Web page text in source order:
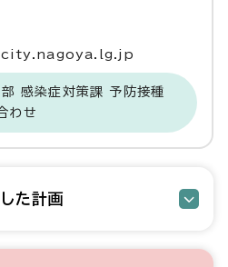
感染症対策課 予防接種
わせ
た計画